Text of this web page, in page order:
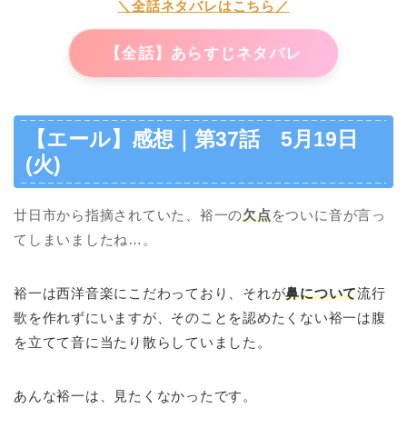
＼全話ネタバレはこちら／
【全話】あらすじネタバレ
【エール】感想｜第37話 5月19日
(火)
廿日市から指摘されていた、裕一の欠点をついに音が言っ
てしまいましたね…。
裕一は西洋音楽にこだわっており、それが鼻について流行
歌を作れずにいますが、 そのことを認めたくない裕一は腹
を立てて音に当たり散らしていました。
あんな裕一は、見たくなかったです。